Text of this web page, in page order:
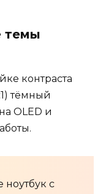
темы
контраста
тёмный
OLED и
ноутбук с